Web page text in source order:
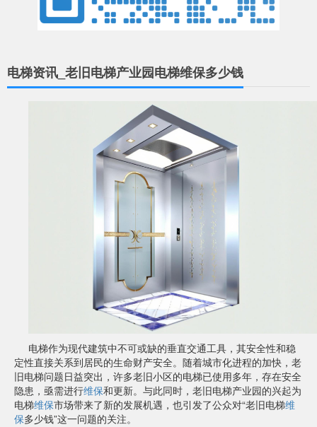
电梯资讯_老旧电梯产业园电梯维保多少钱
电梯作为现代建筑中不可或缺的垂直交通工具，其安全性和稳
定性直接关系到居民的生命财产安全。随着城市化进程的加快，老
旧电梯问题日益突出，许多老旧小区的电梯已使用多年，存在安全
隐患，亟需进行维保和更新。与此同时，老旧电梯产业园的兴起为
电梯维保市场带来了新的发展机遇，也引发了公众对“老旧电梯维
保多少钱”这一问题的关注。